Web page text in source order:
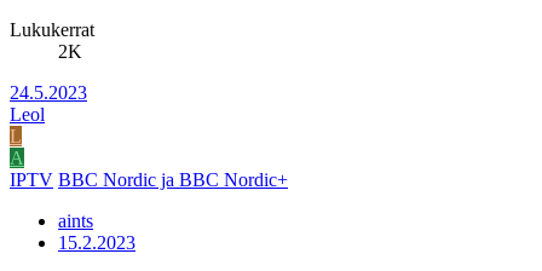
Lukukerrat
2K
24.5.2023
Leol
L
A
IPTV BBC Nordic ja BBC Nordic+
aints
15.2.2023